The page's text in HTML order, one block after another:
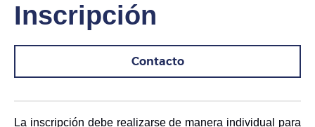
Inscripción
Contacto
La inscripción debe realizarse de manera individual para